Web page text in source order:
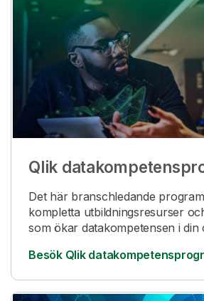
Qlik
Det här branschledande
kompletta utbildningsresurser
som ökar datakompetensen i din
Besök Qlik